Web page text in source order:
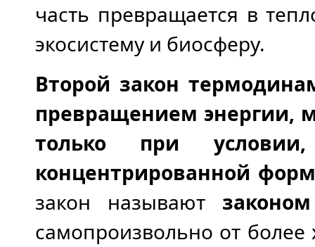
часть превращается в
экосистему и биосферу.
Второй закон
превращением энергии,
только при
концентрированной
закон называют
самопроизвольно от более